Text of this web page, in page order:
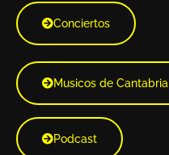
Conciertos
Musicos de Cantabria
Podcast